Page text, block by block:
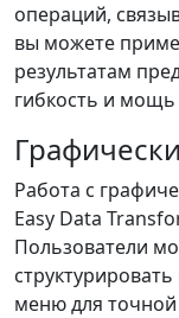
операций,
вы можете
результатам
гибкость и
Работа с
Easy Data
Пользователи
меню для точной